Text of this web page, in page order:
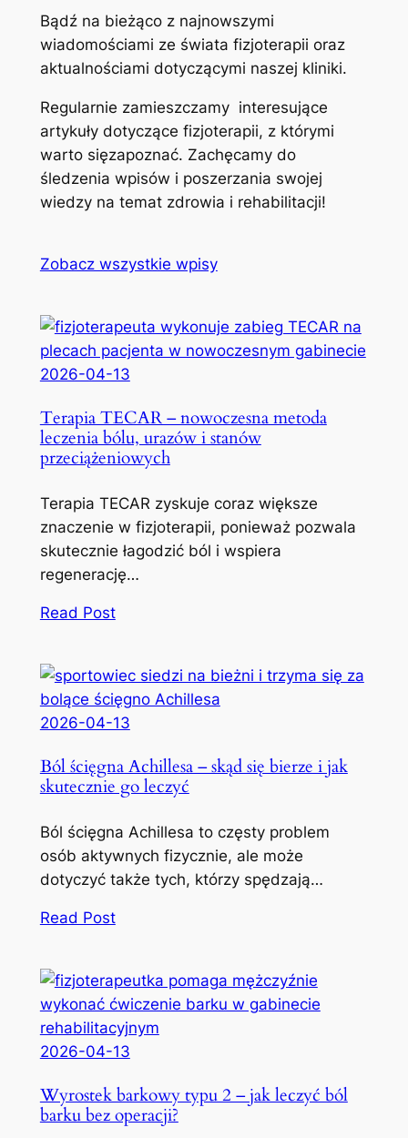
Bądź na bieżąco z najnowszymi
wiadomościami ze świata fizjoterapii oraz
aktualnościami dotyczącymi naszej kliniki.
Regularnie zamieszczamy interesujące
artykuły dotyczące fizjoterapii, z którymi
warto sięzapoznać. Zachęcamy do
śledzenia wpisów i poszerzania swojej
wiedzy na temat zdrowia i rehabilitacji!
Zobacz wszystkie wpisy
2026-04-13
Terapia TECAR – nowoczesna metoda
leczenia bólu, urazów i stanów
przeciążeniowych
Terapia TECAR zyskuje coraz większe
znaczenie w fizjoterapii, ponieważ pozwala
skutecznie łagodzić ból i wspiera
regenerację…
Read Post
2026-04-13
Ból ścięgna Achillesa – skąd się bierze i jak
skutecznie go leczyć
Ból ścięgna Achillesa to częsty problem
osób aktywnych fizycznie, ale może
dotyczyć także tych, którzy spędzają…
Read Post
2026-04-13
Wyrostek barkowy typu 2 – jak leczyć ból
barku bez operacji?